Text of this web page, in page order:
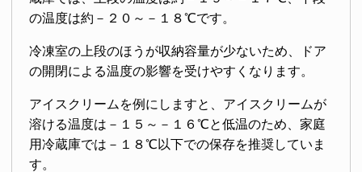
の温度は約－２０～－１８℃です。
冷凍室の上段のほうが収納容量が少ないため、ドア
の開閉による温度の影響を受けやすくなります。
アイスクリームを例にしますと、アイスクリームが
溶ける温度は－１５～－１６℃と低温のため、家庭
用冷蔵庫では－１８℃以下での保存を推奨していま
す。